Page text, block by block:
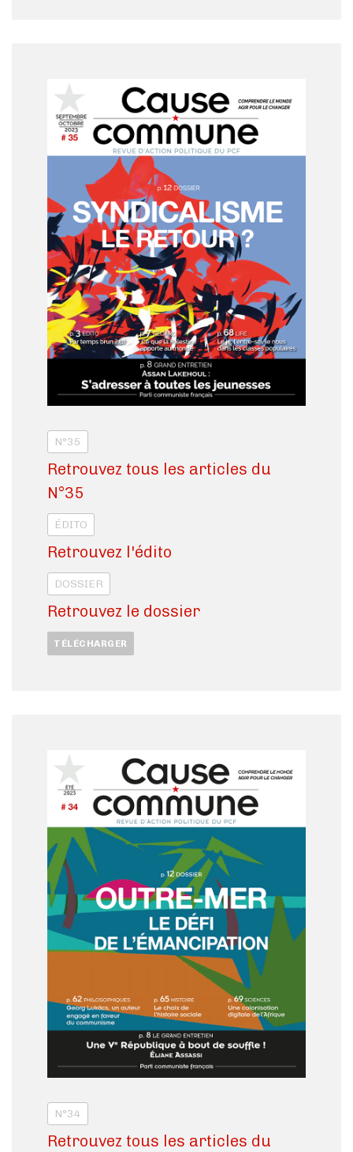
N°35
Retrouvez tous les articles du
N°35
ÉDITO
Retrouvez l'édito
DOSSIER
Retrouvez le dossier
TÉLÉCHARGER
N°34
Retrouvez tous les articles du